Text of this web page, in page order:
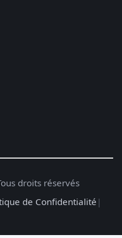
droits réservés
de Confidentialité|